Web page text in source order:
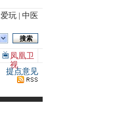
爱玩 | 中医
凤凰卫
视
提点意见